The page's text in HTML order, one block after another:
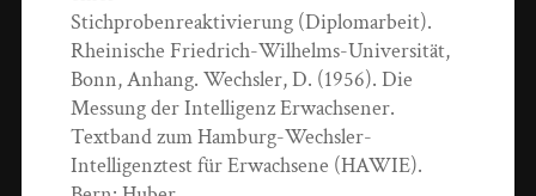
Stichprobenreaktivierung (Diplomarbeit).
Rheinische Friedrich-Wilhelms-Universität,
Bonn, Anhang. Wechsler, D. (1956). Die
Messung der Intelligenz Erwachsener.
Textband zum Hamburg-Wechsler-
Intelligenztest für Erwachsene (HAWIE).